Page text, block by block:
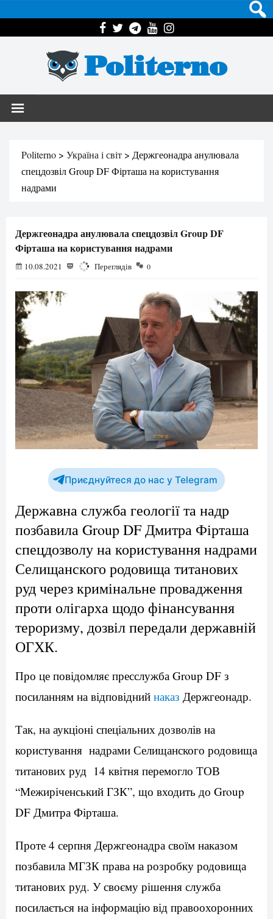
Politerno
Politerno > Україна і світ > Держгеонадра анулювала
спецдозвіл Group DF Фірташа на користування
надрами
Держгеонадра анулювала спецдозвіл Group DF
Фірташа на користування надрами
10.08.2021 1126 Переглядів 0
Приєднуйтеся до нас у Telegram
Державна служба геології та надр
позбавила Group DF Дмитра Фірташа
спецдозволу на користування надрами
Селищанского родовища титанових
руд через кримінальне провадження
проти олігарха щодо фінансування
тероризму, дозвіл передали державній
ОГХК.
Про це повідомляє пресслужба Group DF з
посиланням на відповідний наказ Держгеонадр.
Так, на аукціоні спеціальних дозволів на
користування надрами Селищанского родовища
титанових руд 14 квітня перемогло ТОВ
“Межиріченський ГЗК”, що входить до Group
DF Дмитра Фірташа.
Проте 4 серпня Держгеонадра своїм наказом
позбавила МГЗК права на розробку родовища
титанових руд. У своєму рішення служба
посилається на інформацію від правоохоронних